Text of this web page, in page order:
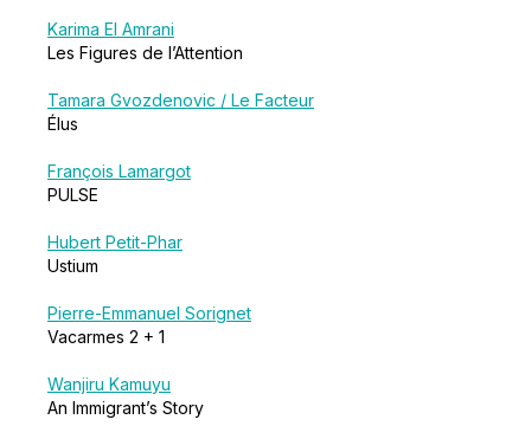
Karima El Amrani
Les Figures de l’Attention
Tamara Gvozdenovic / Le Facteur
Élus
François Lamargot
PULSE
Hubert Petit-Phar
Ustium
Pierre-Emmanuel Sorignet
Vacarmes 2 + 1
Wanjiru Kamuyu
An Immigrant’s Story